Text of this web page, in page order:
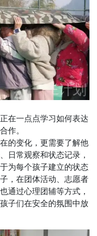
在一点点学习如何表达
作。
的变化，更需要了解他
日常观察和状态记录，
为每个孩子建立的状态
，在团体活动、志愿者
通过心理团辅等方式，
子们在安全的氛围中放